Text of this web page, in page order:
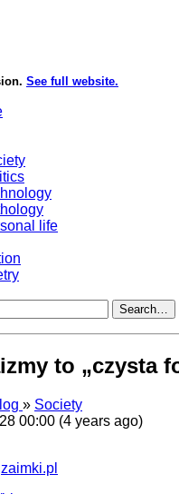
See full website.
life
Search…
to „czysta
» Society
00:00 (4 years ago)
zaimki.pl